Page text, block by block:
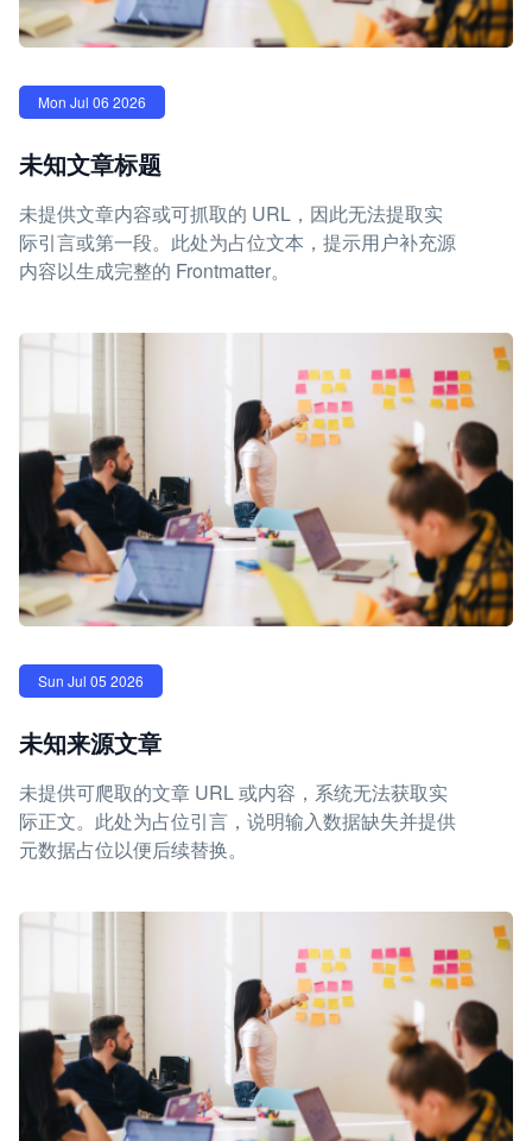
Mon Jul 06 2026
未知文章标题
未提供文章内容或可抓取的 URL，因此无法提取实
际引言或第一段。此处为占位文本，提示用户补充源
内容以生成完整的 Frontmatter。
Sun Jul 05 2026
未知来源文章
未提供可爬取的文章 URL 或内容，系统无法获取实
际正文。此处为占位引言，说明输入数据缺失并提供
元数据占位以便后续替换。